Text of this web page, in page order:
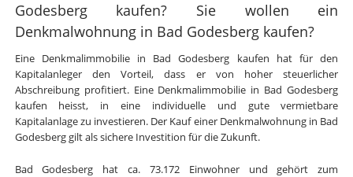
Godesberg kaufen? Sie wollen ein
Denkmalwohnung in Bad Godesberg kaufen?
Eine Denkmalimmobilie in Bad Godesberg kaufen hat für den
Kapitalanleger den Vorteil, dass er von hoher steuerlicher
Abschreibung profitiert. Eine Denkmalimmobilie in Bad Godesberg
kaufen heisst, in eine individuelle und gute vermietbare
Kapitalanlage zu investieren. Der Kauf einer Denkmalwohnung in Bad
Godesberg gilt als sichere Investition für die Zukunft.
Bad Godesberg hat ca. 73.172 Einwohner und gehört zum